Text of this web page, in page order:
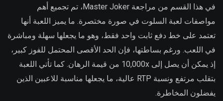
في هذا القسم من مراجعة Master Joker، تم تجميع أهم
مواصفات لعبة السلوت في صورة مختصرة. ما يميز اللعبة أنها
تعتمد على خط دفع ثابت واحد فقط، وهو ما يجعلها سهلة ومباشرة
في اللعب. ورغم بساطتها، فإن الحد الأقصى المحتمل للفوز كبير،
إذ يمكن أن يصل إلى 10,000x من قيمة الرهان. كما تأتي اللعبة
بتقلب مرتفع ونسبة RTP عالية، ما يجعلها مناسبة للاعبين الذين
يفضلون المخاطرة.